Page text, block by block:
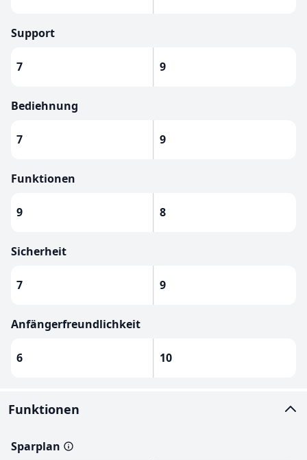
Support
7 9
Bediehnung
7 9
Funktionen
9 8
Sicherheit
7 9
Anfängerfreundlichkeit
6 10
Funktionen
Sparplan